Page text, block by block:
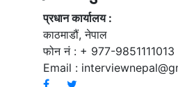
प्रधान कार्यालय :
काठमाडौं, नेपाल
फोन नं : + 977-9851111013
Email :